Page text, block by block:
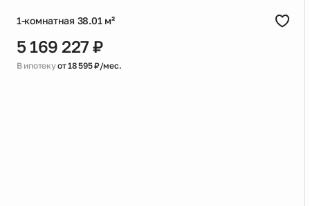
1-комнатная 38.01 м²
5 169 227 ₽
В ипотекуот 18 595 ₽/мес.